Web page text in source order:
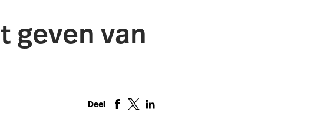
geven van
Deel